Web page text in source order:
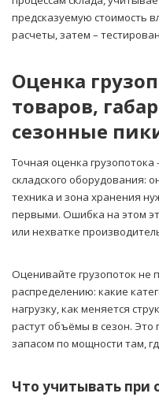
предсказуемую стоимость
расчеты, затем –
Оценка
товаров,
сезонные
Точная оценка
складского оборудования:
техника и зона хранения
первыми. Ошибка на этом
или нехватке
Оценивайте грузопоток не
распределению: какие
нагрузку, как меняется
растут объёмы в сезон.
запасом по мощности там,
Что учитывать при